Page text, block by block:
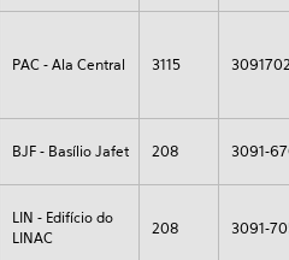
PAC - Ala Central 3115
BJF - Basílio Jafet 208 3091-
LIN - Edifício do
LINAC
208 3091-